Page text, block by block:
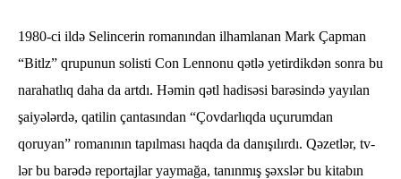
1980-ci ildə Selincerin romanından ilhamlanan Mark Çapman
“Bitlz” qrupunun solisti Con Lennonu qətlə yetirdikdən sonra bu
narahatlıq daha da artdı. Həmin qətl hadisəsi barəsində yayılan
şaiyələrdə, qatilin çantasından “Çovdarlıqda uçurumdan
qoruyan” romanının tapılması haqda da danışılırdı. Qəzetlər, tv-
lər bu barədə reportajlar yaymağa, tanınmış şəxslər bu kitabın